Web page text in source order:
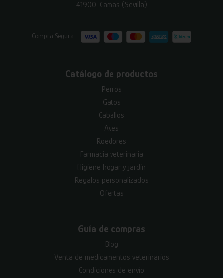
41900, Camas (Sevilla)
Compra Segura:
Catálogo de productos
Perros
Gatos
Caballos
Aves
Roedores
Farmacia veterinaria
Higiene hogar y jardín
Regalos personalizados
Ofertas
Guía de compras
Blog
Venta de medicamentos veterinarios
Condiciones de envío